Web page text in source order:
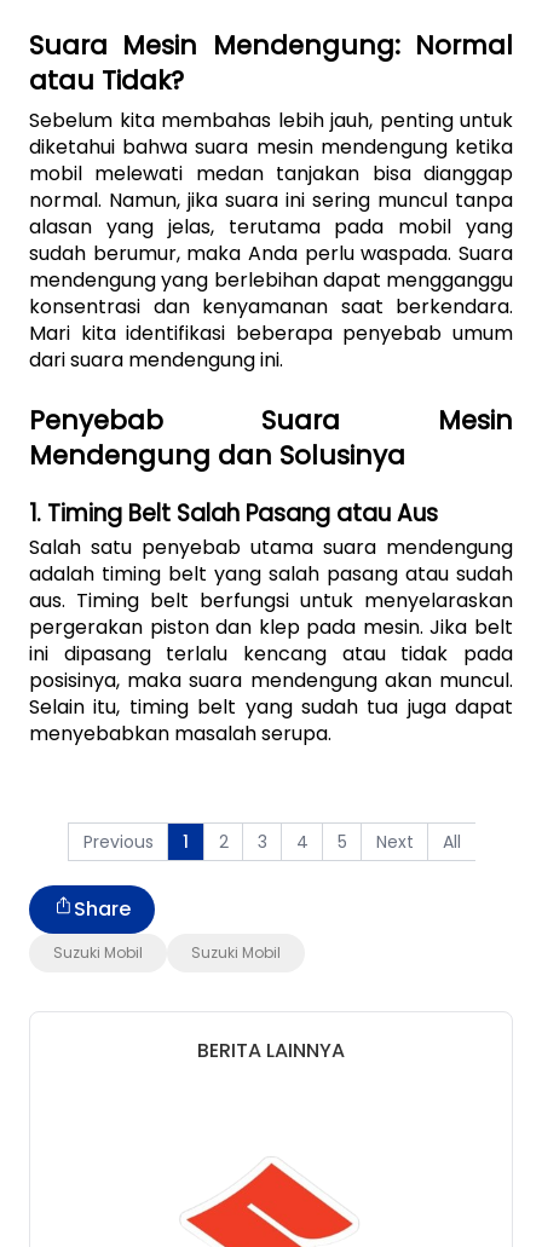
Suara Mesin Mendengung: Normal
atau Tidak?
Sebelum kita membahas lebih jauh, penting untuk
diketahui bahwa suara mesin mendengung ketika
mobil melewati medan tanjakan bisa dianggap
normal. Namun, jika suara ini sering muncul tanpa
alasan yang jelas, terutama pada mobil yang
sudah berumur, maka Anda perlu waspada. Suara
mendengung yang berlebihan dapat mengganggu
konsentrasi dan kenyamanan saat berkendara.
Mari kita identifikasi beberapa penyebab umum
dari suara mendengung ini.
Penyebab Suara Mesin
Mendengung dan Solusinya
1. Timing Belt Salah Pasang atau Aus
Salah satu penyebab utama suara mendengung
adalah timing belt yang salah pasang atau sudah
aus. Timing belt berfungsi untuk menyelaraskan
pergerakan piston dan klep pada mesin. Jika belt
ini dipasang terlalu kencang atau tidak pada
posisinya, maka suara mendengung akan muncul.
Selain itu, timing belt yang sudah tua juga dapat
menyebabkan masalah serupa.
Previous 1 2 3 4 5 Next All
Suzuki Mobil Suzuki Mobil
Share
BERITA LAINNYA